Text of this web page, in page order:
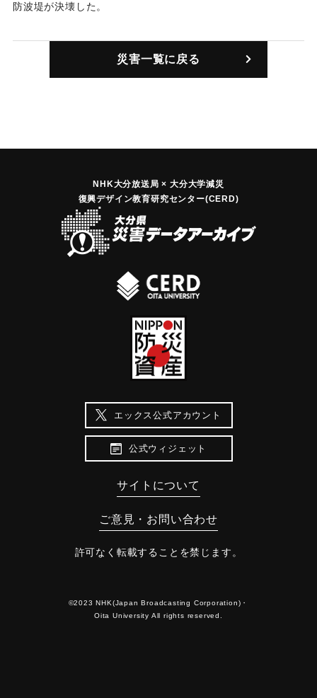
防波堤が決壊した。
｜固有コード:00416004
災害一覧に戻る
NHK大分放送局 × 大分大学減災
復興デザイン教育研究センター(CERD)
エックス公式アカウント
公式ウィジェット
サイトについて
ご意見・お問い合わせ
許可なく転載することを禁じます。
©2023 NHK(Japan Broadcasting Corporation)・
Oita University All rights reserved.